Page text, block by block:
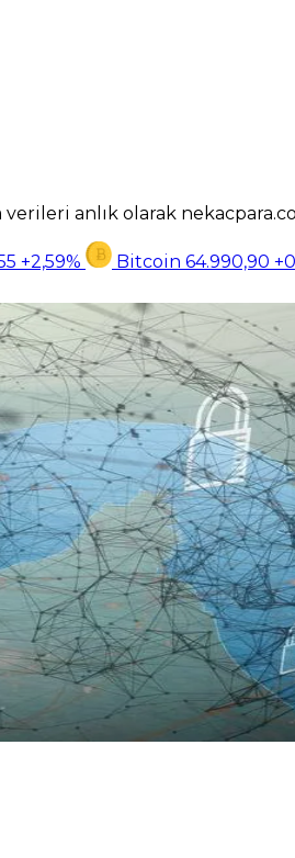
anlık olarak
+2,59% Bitcoin 64.990,90